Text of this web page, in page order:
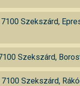
7100 Szekszárd,
Szekszárd,
7100 Szekszárd,